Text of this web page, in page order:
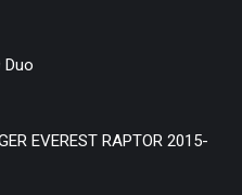
EVEREST RAPTOR 2015-